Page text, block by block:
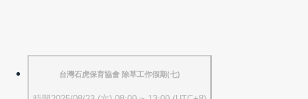
台灣石虎保育協會 除草工作假期(七)